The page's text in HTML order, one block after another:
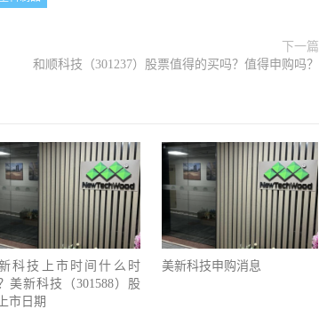
下一篇
和顺科技（301237）股票值得的买吗？值得申购吗？
科技上市时间什么时
美新科技（301588）股
市日期
美新科技申购消息